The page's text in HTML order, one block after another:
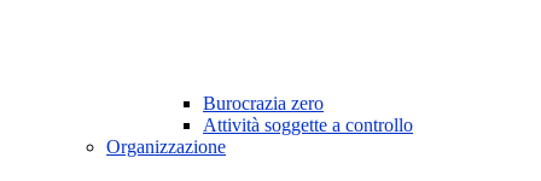
Burocrazia zero
Attività soggette a controllo
Organizzazione